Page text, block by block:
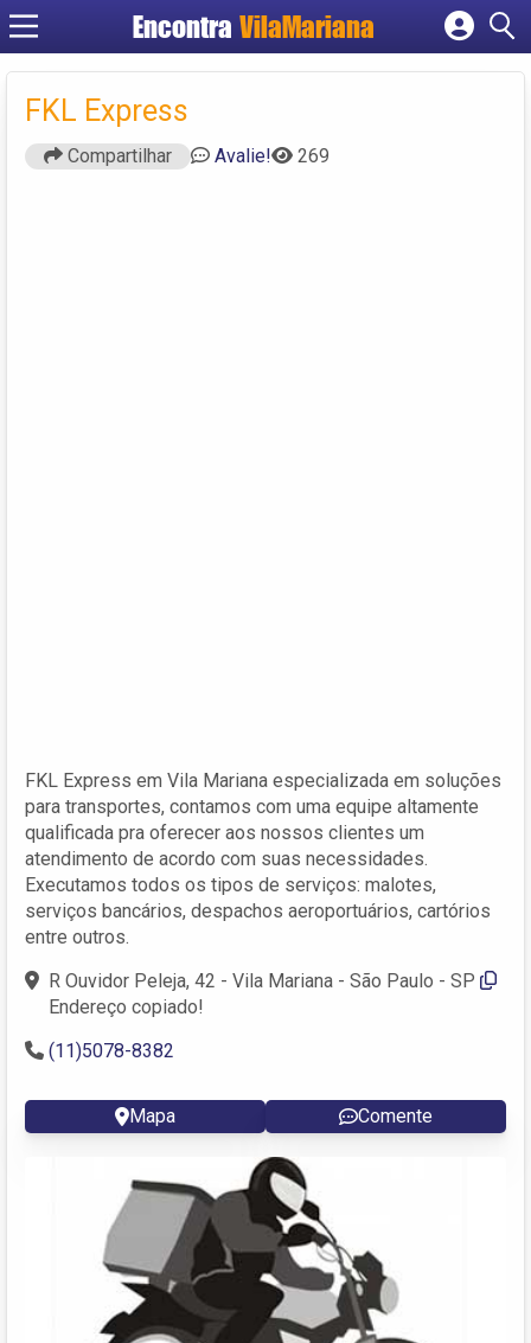
EncontraVilaMariana
Cadastrar empresa
FKL Express
Compartilhar Avalie! 269
FKL Express em Vila Mariana especializada em soluções
para transportes, contamos com uma equipe altamente
qualificada pra oferecer aos nossos clientes um
atendimento de acordo com suas necessidades.
Executamos todos os tipos de serviços: malotes,
serviços bancários, despachos aeroportuários, cartórios
entre outros.
R Ouvidor Peleja, 42 - Vila Mariana - São Paulo - SP
Endereço copiado!
(11)5078-8382
Mapa Comente